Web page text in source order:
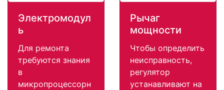
Электромодул
ь
Для ремонта
требуются знания
в
микропроцессорн
Рычаг
мощности
Чтобы определить
неисправность,
регулятор
устанавливают на